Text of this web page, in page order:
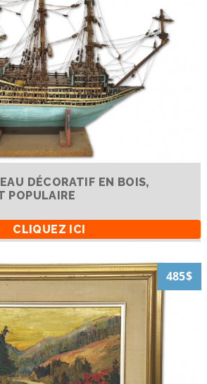
DÉCORATIF EN BOIS,
POPULAIRE
CLIQUEZ ICI
485$